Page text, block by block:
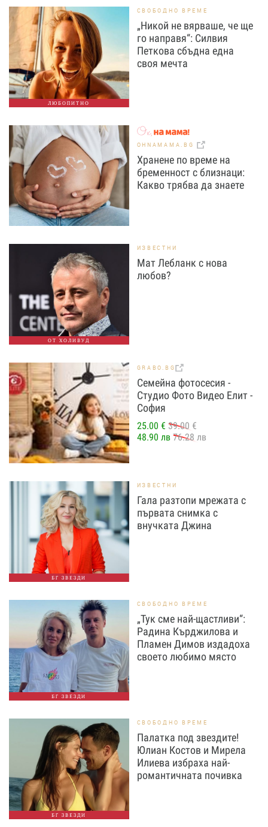
ЛЮБОПИТНО
СВОБОДНО ВРЕМЕ
„Никой не вярваше, че ще
го направя“: Силвия
Петкова сбъдна една
своя мечта
OHNAMAMA.BG
Хранене по време на
бременност с близнаци:
Какво трябва да знаете
ОТ ХОЛИВУД
ИЗВЕСТНИ
Мат Лебланк с нова
любов?
GRABO.BG
Семейна фотосесия -
Студио Фото Видео Елит -
София
25.00 € 39.00 €
48.90 лв 76.28 лв
БГ ЗВЕЗДИ
ИЗВЕСТНИ
Гала разтопи мрежата с
първата снимка с
внучката Джина
БГ ЗВЕЗДИ
СВОБОДНО ВРЕМЕ
„Тук сме най-щастливи“:
Радина Кърджилова и
Пламен Димов издадоха
своето любимо място
БГ ЗВЕЗДИ
СВОБОДНО ВРЕМЕ
Палатка под звездите!
Юлиан Костов и Мирела
Илиева избраха най-
романтичната почивка